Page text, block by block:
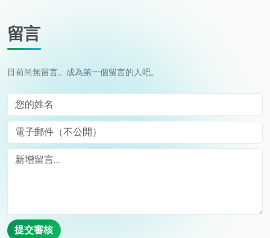
留言
目前尚無留言。成為第一個留言的人吧。
您的姓名
電子郵件（不公開）
Comment
提交審核